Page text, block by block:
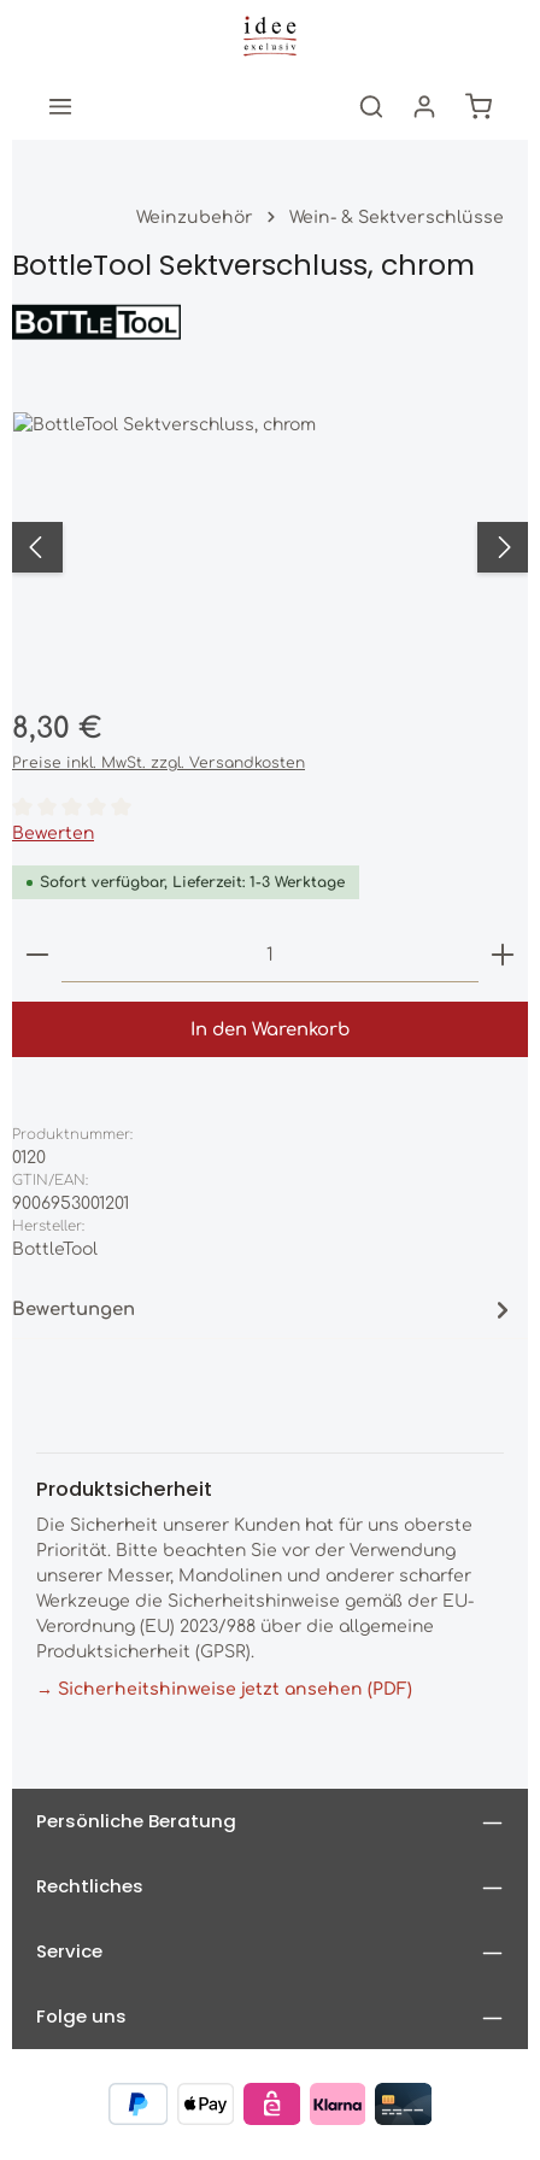
Zum Hauptinhalt springen
Weinzubehör Wein- & Sektverschlüsse
BottleTool Sektverschluss, chrom
Bildergalerie überspringen
Regulärer Preis:
8,30 €
Preise inkl. MwSt. zzgl. Versandkosten
Durchschnittliche Bewertung von 0 von 5 Sternen
Bewerten
Sofort verfügbar, Lieferzeit: 1-3 Werktage
Produkt Anzahl: Gib den gewünschten Wert
In den Warenkorb
Produktnummer:
0120
GTIN/EAN:
9006953001201
Hersteller:
BottleTool
Bewertungen
Produktsicherheit
Die Sicherheit unserer Kunden hat für uns oberste
Priorität. Bitte beachten Sie vor der Verwendung
unserer Messer, Mandolinen und anderer scharfer
Werkzeuge die Sicherheitshinweise gemäß der EU-
Verordnung (EU) 2023/988 über die allgemeine
Produktsicherheit (GPSR).
→ Sicherheitshinweise jetzt ansehen (PDF)
Persönliche Beratung
Rechtliches
Service
Folge uns